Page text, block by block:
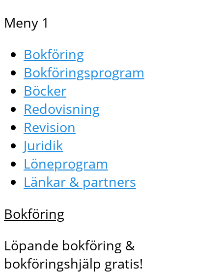
Meny 1
Bokföring
Bokföringsprogram
Böcker
Redovisning
Revision
Juridik
Löneprogram
Länkar & partners
Bokföring
Löpande bokföring &
bokföringshjälp gratis!